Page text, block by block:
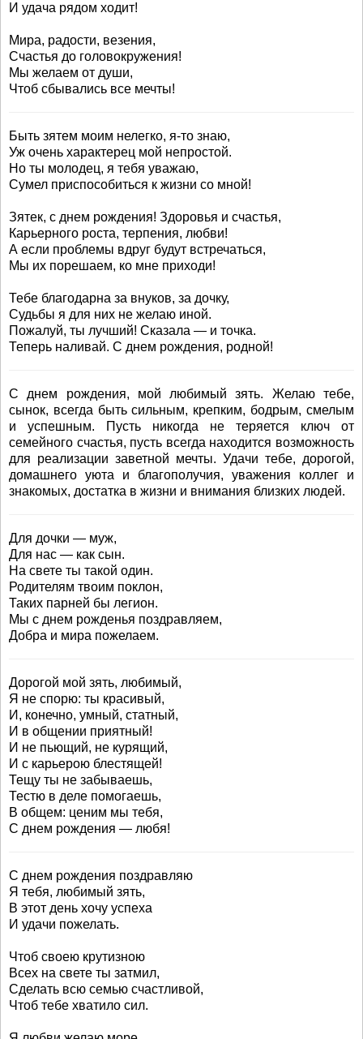
И удача рядом ходит!
Мира, радости, везения,
Счастья до головокружения!
Мы желаем от души,
Чтоб сбывались все мечты!
Быть зятем моим нелегко, я-то знаю,
Уж очень характерец мой непростой.
Но ты молодец, я тебя уважаю,
Сумел приспособиться к жизни со мной!
Зятек, с днем рождения! Здоровья и счастья,
Карьерного роста, терпения, любви!
А если проблемы вдруг будут встречаться,
Мы их порешаем, ко мне приходи!
Тебе благодарна за внуков, за дочку,
Судьбы я для них не желаю иной.
Пожалуй, ты лучший! Сказала — и точка.
Теперь наливай. С днем рождения, родной!
С днем рождения, мой любимый зять. Желаю тебе,
сынок, всегда быть сильным, крепким, бодрым, смелым
и успешным. Пусть никогда не теряется ключ от
семейного счастья, пусть всегда находится возможность
для реализации заветной мечты. Удачи тебе, дорогой,
домашнего уюта и благополучия, уважения коллег и
знакомых, достатка в жизни и внимания близких людей.
Для дочки — муж,
Для нас — как сын.
На свете ты такой один.
Родителям твоим поклон,
Таких парней бы легион.
Мы с днем рожденья поздравляем,
Добра и мира пожелаем.
Дорогой мой зять, любимый,
Я не спорю: ты красивый,
И, конечно, умный, статный,
И в общении приятный!
И не пьющий, не курящий,
И с карьерою блестящей!
Тещу ты не забываешь,
Тестю в деле помогаешь,
В общем: ценим мы тебя,
С днем рождения — любя!
С днем рождения поздравляю
Я тебя, любимый зять,
В этот день хочу успеха
И удачи пожелать.
Чтоб своею крутизною
Всех на свете ты затмил,
Сделать всю семью счастливой,
Чтоб тебе хватило сил.